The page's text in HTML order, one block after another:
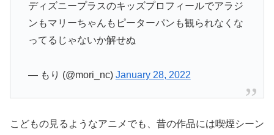
ディズニープラスのキッズプロフィールでアラジ
ンもマリーちゃんもピーターパンも観られなくな
ってるじゃないか解せぬ
— もり (@mori_nc) January 28, 2022
こどもの見るようなアニメでも、昔の作品には喫煙シーン